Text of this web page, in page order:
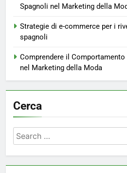
Spagnoli nel Marketing della
Strategie di e-commerce per i
spagnoli
Comprendere il
nel Marketing della Moda
Cerca
Search
for: